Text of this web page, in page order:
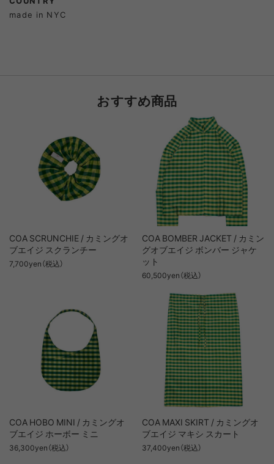
made in NYC
おすすめ商品
COA SCRUNCHIE / カミングオ
ブエイジ スクランチー
7,700yen（税込）
COA BOMBER JACKET / カミン
グオブエイジ ボンバー ジャケ
ット
60,500yen（税込）
COA HOBO MINI / カミングオ
ブエイジ ホーボー ミニ
36,300yen（税込）
COA MAXI SKIRT / カミングオ
ブエイジ マキシ スカート
37,400yen（税込）